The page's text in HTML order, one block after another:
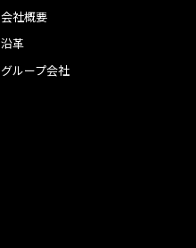
会社概要
沿革
グループ会社